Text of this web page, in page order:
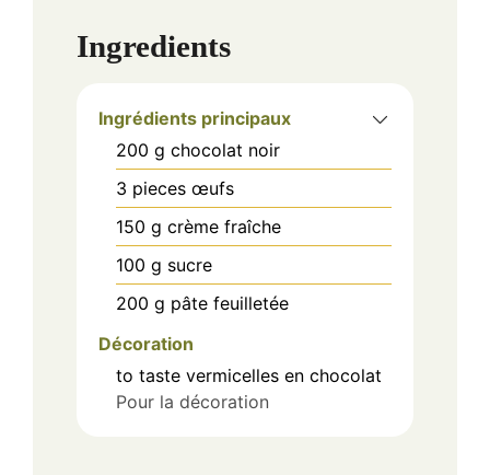
Ingredients
Ingrédients principaux
200 g chocolat noir
3 pieces œufs
150 g crème fraîche
100 g sucre
200 g pâte feuilletée
Décoration
to taste vermicelles en chocolat
Pour la décoration